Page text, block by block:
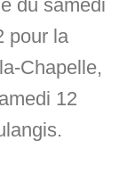
du samedi
pour la
Chapelle,
12